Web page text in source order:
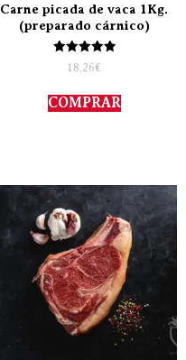
Carne picada de vaca 1Kg.
(preparado cárnico)
Valorado
con
de 5
18,26€
COMPRAR